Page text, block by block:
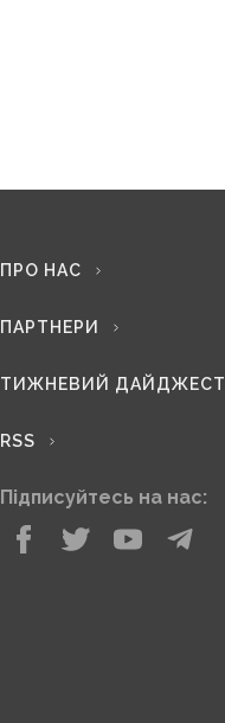
ПРО НАС
ПАРТНЕРИ
ТИЖНЕВИЙ ДАЙДЖЕСТ
RSS
Підписуйтесь на нас: